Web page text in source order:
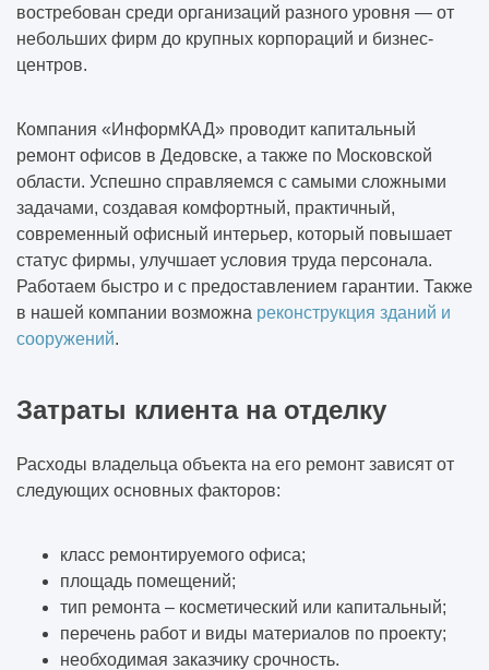
востребован среди организаций разного уровня — от
небольших фирм до крупных корпораций и бизнес-
центров.
Компания «ИнформКАД» проводит капитальный
ремонт офисов в Дедовске, а также по Московской
области. Успешно справляемся с самыми сложными
задачами, создавая комфортный, практичный,
современный офисный интерьер, который повышает
статус фирмы, улучшает условия труда персонала.
Работаем быстро и с предоставлением гарантии. Также
в нашей компании возможна реконструкция зданий и
сооружений.
Затраты клиента на отделку
Расходы владельца объекта на его ремонт зависят от
следующих основных факторов:
класс ремонтируемого офиса;
площадь помещений;
тип ремонта – косметический или капитальный;
перечень работ и виды материалов по проекту;
необходимая заказчику срочность.